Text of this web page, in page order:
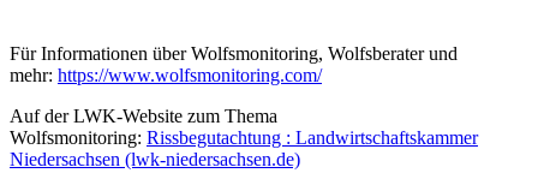
Für Informationen über Wolfsmonitoring, Wolfsberater und
mehr: https://www.wolfsmonitoring.com/
Auf der LWK-Website zum Thema
Wolfsmonitoring: Rissbegutachtung : Landwirtschaftskammer
Niedersachsen (lwk-niedersachsen.de)